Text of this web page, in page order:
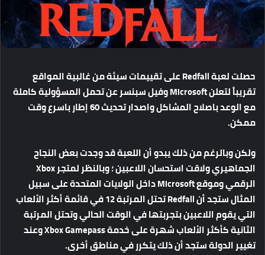
حصلتلعبة علىتقييماتسيئةمنغالبيةالمواقع
تقريباًلتعلن وفيلسبنسرعنتحملالمسؤوليةكاملة
معالوعدباصلاحالمشاكلواصدارتحديث إطارباسرعوقت
ممكن.
ولكنوبالرغممنذلكيبدوأناللعبةقدوجدتبعضالنجاح
الجماهيريولاقتاستحساناللاعبين؛وبالنظرلمتجر
الرقميوموقعMicrosoftداخلالولاياتالمتحدةعلىسبيل
المثالستجدأن تحتلالمرتبة فيقائمةأكثرالألعاب
التييقوماللاعبينبتجربتهافيالوقتالحاليوتحتلالمرتبة
الثانيةكأكثرالألعابشهرةعلىخدمة
وعند
تغييرالدولةستجدأنذلكيتكررفيمناطقأخرى.